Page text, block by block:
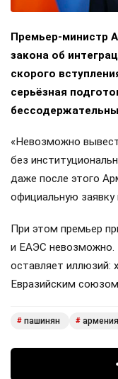
Премьер-министр
закона об
скорого
серьёзная
«Невозможно
без
даже после этого
официальную заявку
При этом премьер
и ЕАЭС невозможно.
оставляет иллюзий:
Евразийским
# пашинян # армения